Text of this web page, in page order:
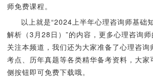
师免费课程。
以上就是“2024上半年心理咨询师基础
解析（3月28日）”的内容，更多心理咨询
关注本频道，我们还为大家准备了心理咨
考点、历年真题等各类精华备考资料，大家
侧按钮即可免费下载哦。